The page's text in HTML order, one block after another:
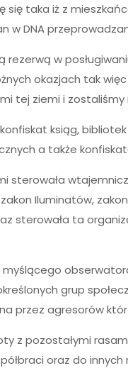
taka iż z
w DNA
rezerwą w
okazjach tak
tej ziemi i
ksiąg,
a także
sterowała
Iluminatów,
sterowała ta
grup
przez agresorów
z pozostałymi
oraz do